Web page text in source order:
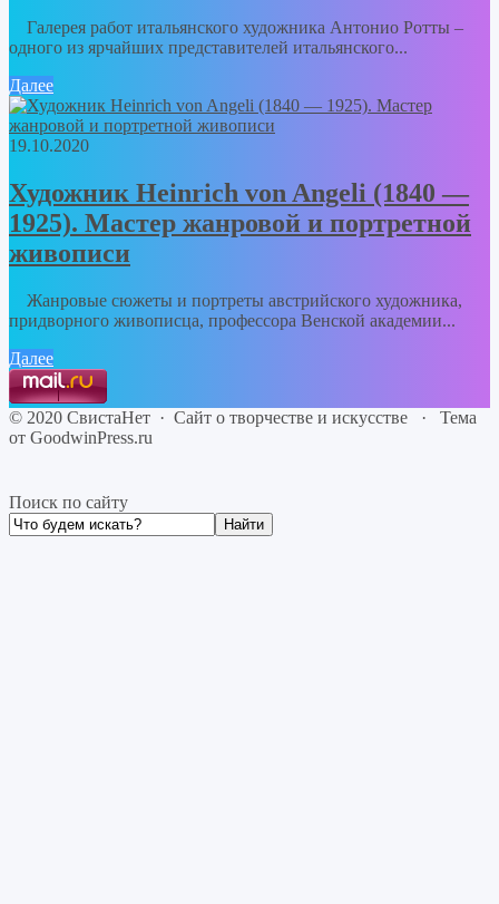
Галерея работ итальянского художника Антонио Ротты –
одного из ярчайших представителей итальянского...
Далее
19.10.2020
Художник Heinrich von Angeli (1840 —
1925). Мастер жанровой и портретной
живописи
Жанровые сюжеты и портреты австрийского художника,
придворного живописца, профессора Венской академии...
Далее
© 2020 СвистаНет · Сайт о творчестве и искусстве · Тема
от GoodwinPress.ru
Поиск по сайту